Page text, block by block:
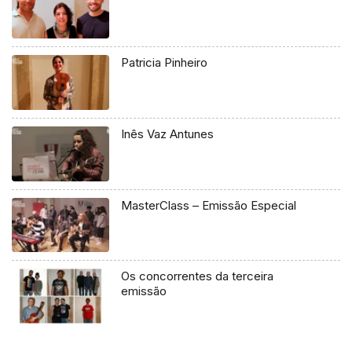
Patricia Pinheiro
Inês Vaz Antunes
MasterClass – Emissão Especial
Os concorrentes da terceira
emissão